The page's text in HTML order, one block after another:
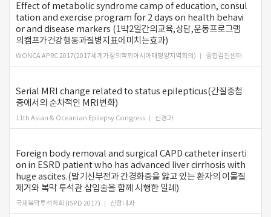
Effect of metabolic syndrome camp of education, consul
tation and exercise program for 2 days on health behavi
or and disease markers (1박2일간의교육,상담,운동프로그램
의캠프가건강행동과질병지표에미치는효과)
WONCA APRC 2017(2017세계가정의학회아시아태평양지역회의) 종합검진센터
Serial MRI change related to status epilepticus(간질중첩
증에서의 순차적인 MRI변화)
11th Asian & Oceanian Epilepsy Congress 신경과
Foreign body removal and surgical CAPD catheter inserti
on in ESRD patient who has advanced liver cirrhosis with
huge ascites.(말기신부전과 간경화증을 앓고 있는 환자의 이물질
제거와 복막 투석관 삽입술을 함께 시행한 일례)
국제복막투석학회 (ISPD 2017) 신장내과